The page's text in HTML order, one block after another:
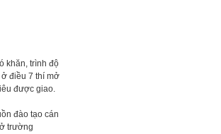
khăn, trình độ
điều 7 thí mở
được giao.
đào tạo cán
trường